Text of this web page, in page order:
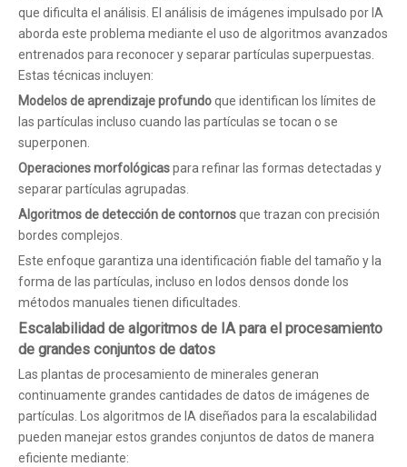
que dificulta el análisis. El análisis de imágenes impulsado por IA
aborda este problema mediante el uso de algoritmos avanzados
entrenados para reconocer y separar partículas superpuestas.
Estas técnicas incluyen:
Modelos de aprendizaje profundoque identifican los límites de
las partículas incluso cuando las partículas se tocan o se
superponen.
Operaciones morfológicaspara refinar las formas detectadas y
separar partículas agrupadas.
Algoritmos de detección de contornosque trazan con precisión
bordes complejos.
Este enfoque garantiza una identificación fiable del tamaño y la
forma de las partículas, incluso en lodos densos donde los
métodos manuales tienen dificultades.
Escalabilidad de algoritmos de IA para el procesamiento
de grandes conjuntos de datos
Las plantas de procesamiento de minerales generan
continuamente grandes cantidades de datos de imágenes de
partículas. Los algoritmos de IA diseñados para la escalabilidad
pueden manejar estos grandes conjuntos de datos de manera
eficiente mediante: